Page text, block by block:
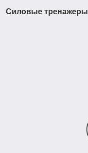
Силовые тренажеры